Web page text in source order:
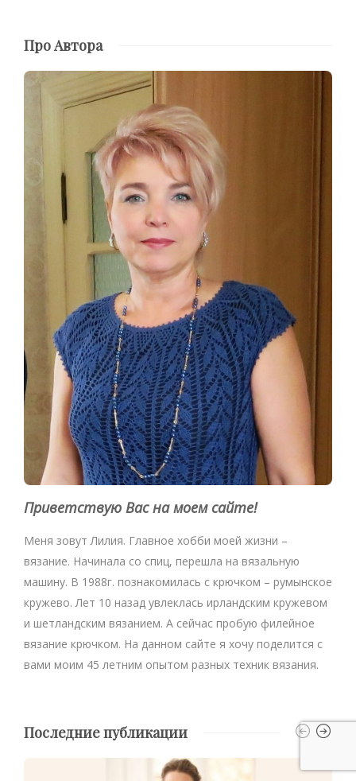
Про Автора
Приветствую Вас на моем сайте!
Меня зовут Лилия. Главное хобби моей жизни –
вязание. Начинала со спиц, перешла на вязальную
машину. В 1988г. познакомилась с крючком – румынское
кружево. Лет 10 назад увлеклась ирландским кружевом
и шетландским вязанием. А сейчас пробую филейное
вязание крючком. На данном сайте я хочу поделится с
вами моим 45 летним опытом разных техник вязания.
Последние публикации